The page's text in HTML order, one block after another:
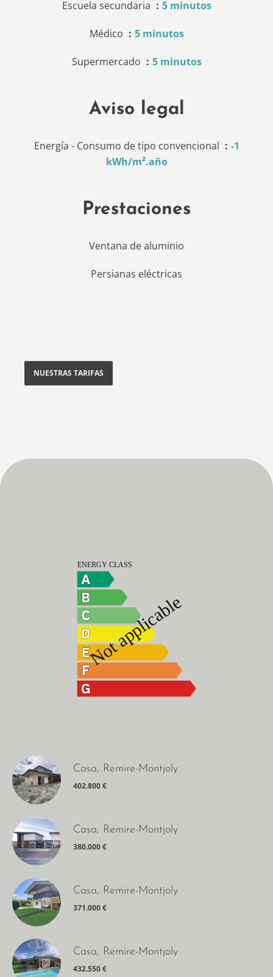
Escuela secundaria 5 minutos
Médico 5 minutos
Supermercado 5 minutos
Aviso legal
Energía - Consumo de tipo convencional
-1
kWh/m².año
Prestaciones
Ventana de aluminio
Persianas eléctricas
NUESTRAS TARIFAS
Casa, Remire-Montjoly
402.800 €
Casa, Remire-Montjoly
380.000 €
Casa, Remire-Montjoly
371.000 €
Casa, Remire-Montjoly
432.550 €